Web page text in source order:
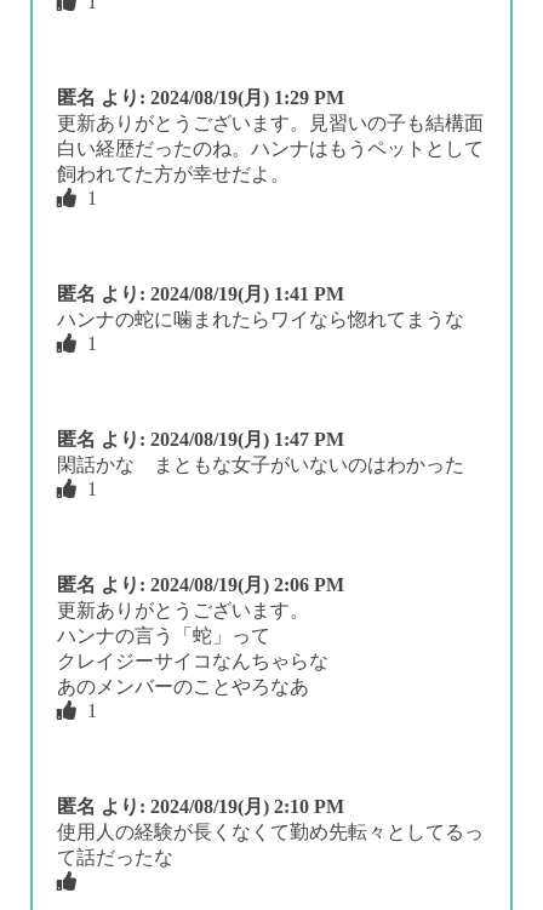
匿名 より: 2024/08/19(月) 1:29 PM
更新ありがとうございます。見習いの子も結構面
白い経歴だったのね。ハンナはもうペットとして
飼われてた方が幸せだよ。
1
匿名 より: 2024/08/19(月) 1:41 PM
ハンナの蛇に噛まれたらワイなら惚れてまうな
1
匿名 より: 2024/08/19(月) 1:47 PM
閑話かな まともな女子がいないのはわかった
1
匿名 より: 2024/08/19(月) 2:06 PM
更新ありがとうございます。
ハンナの言う「蛇」って
クレイジーサイコなんちゃらな
あのメンバーのことやろなあ
1
匿名 より: 2024/08/19(月) 2:10 PM
使用人の経験が長くなくて勤め先転々としてるっ
て話だったな